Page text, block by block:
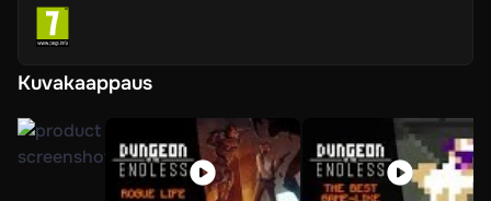
Kuvakaappaus